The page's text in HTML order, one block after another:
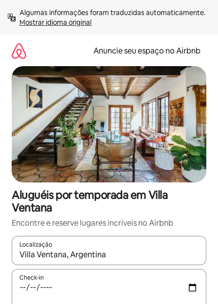
para
Mostrar idioma original
Anuncie seu espaço no Airbnb
Aluguéis por temporada em Villa
Ventana
Encontre e reserve lugares incríveis no Airbnb
Localização
Quando os resultados estiverem disponíveis, explore-os
Check-in